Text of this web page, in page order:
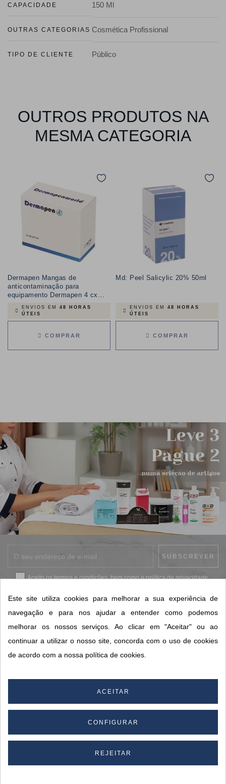
CAPACIDADE 150 Ml
OUTRAS CATEGORIAS Cosmética Profissional
TIPO DE CLIENTE Público
OUTROS PRODUTOS NA
MESMA CATEGORIA
Dermapen Mangas de
anticontaminação para
equipamento Dermapen 4 cx
10unENVIOS EM 48 HORAS
ÚTEIS
COMPRAR
Md: Peel Salicylic 20% 50ml
ENVIOS EM 48 HORAS
ÚTEIS
COMPRAR
Aceito ostermos e condições, bem como apolítica de privacidade.
CONTACTOS SORISA
Este site utiliza cookies para melhorar a sua experiência de
navegação e para nos ajudar a entender como podemos
melhorar os nossos serviços. Ao clicar em "Aceitar" ou ao
continuar a utilizar o nosso site, concorda com o uso de cookies
de acordo com a nossa política de cookies.
ACEITAR
CONFIGURAR
REJEITAR